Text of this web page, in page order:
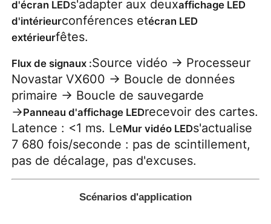
d'écran LEDs'adapter aux deuxaffichage LED
d'intérieurconférences etécran LED
extérieurfêtes.
Flux de signaux :Source vidéo → Processeur
Novastar VX600 → Boucle de données
primaire → Boucle de sauvegarde
→Panneau d'affichage LEDrecevoir des cartes.
Latence : <1 ms. LeMur vidéo LEDs'actualise
7 680 fois/seconde : pas de scintillement,
pas de décalage, pas d'excuses.
Scénarios d'application